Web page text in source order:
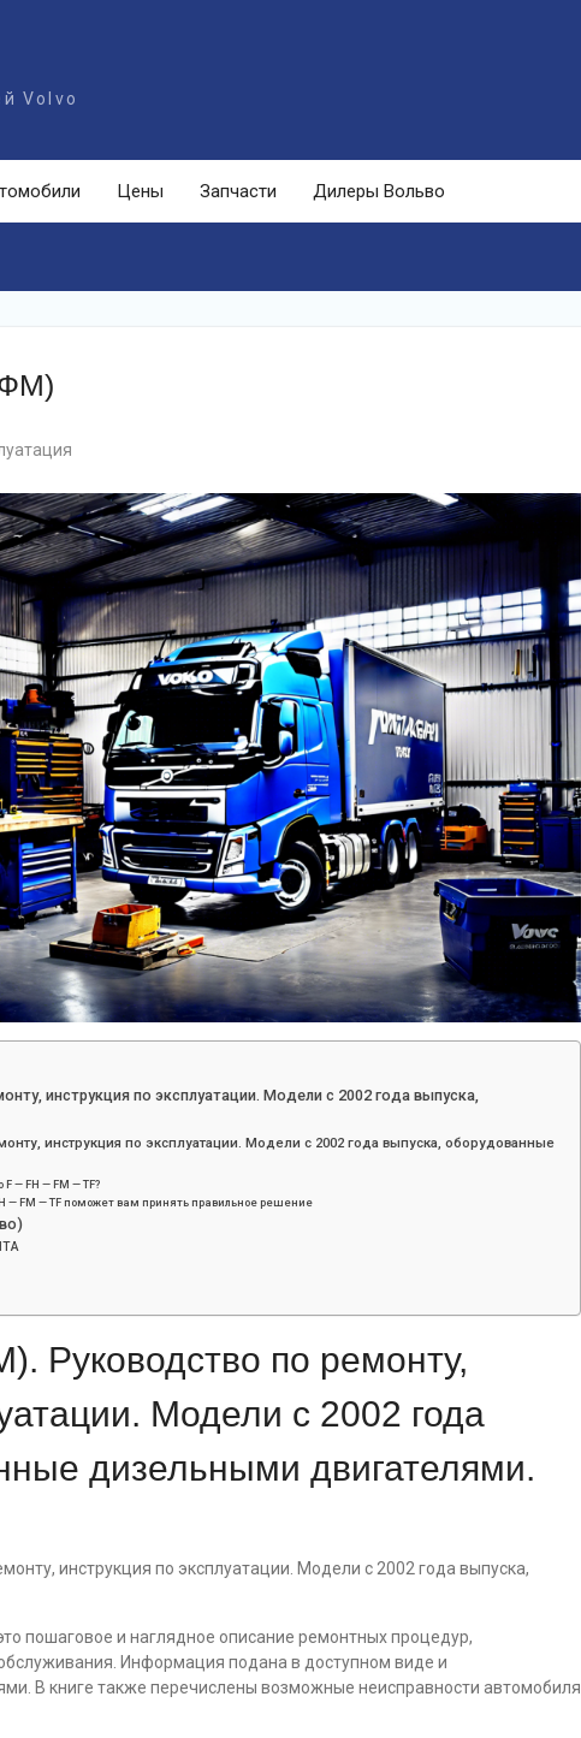
Volvo
Цены Запчасти Дилеры Вольво
ФМ)
инструкция по эксплуатации. Модели с 2002 года выпуска,
инструкция по эксплуатации. Модели с 2002 года выпуска, оборудованные
— FH — FM — TF?
— FM — TF поможет вам принять правильное решение
Руководство по ремонту,
Модели с 2002 года
дизельными двигателями.
пошаговое и наглядное описание ремонтных процедур,
Информация подана в доступном виде и
В книге также перечислены возможные неисправности автомобиля